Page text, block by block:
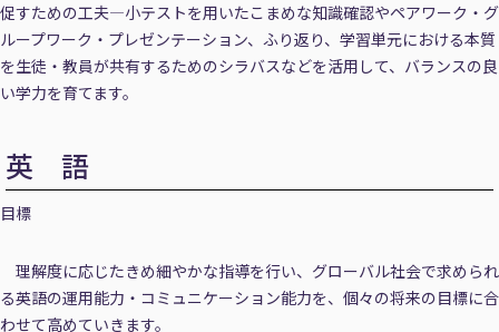
促すための工夫―小テストを用いたこまめな知識確認やペアワーク・グ
ループワーク・プレゼンテーション、ふり返り、学習単元における本質
を生徒・教員が共有するためのシラバスなどを活用して、バランスの良
い学力を育てます。
英 語
目標
理解度に応じたきめ細やかな指導を行い、グローバル社会で求められ
る英語の運用能力・コミュニケーション能力を、個々の将来の目標に合
わせて高めていきます。